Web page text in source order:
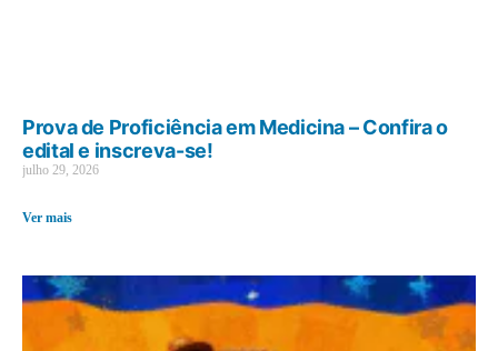
Prova de Proficiência em Medicina – Confira o
edital e inscreva-se!
julho 29, 2026
Ver mais